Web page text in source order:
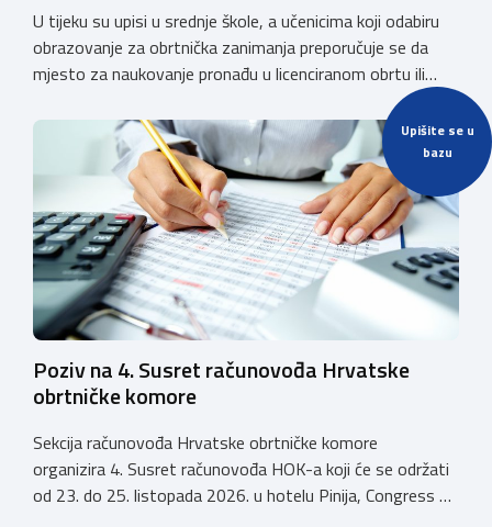
Upišite se u
bazu
U tijeku su upisi u srednje škole, a učenicima koji odabiru
obrazovanje za obrtnička zanimanja preporučuje se da
mjesto za naukovanje pronađu u licenciranom obrtu ili
pravnoj osobi. Hrvatska obrtnička komora poziva obrtnike
koji još nemaju licenciju da pokrenu postupak
licenciranja kako bi budućim učenicima omogućili
kvalitetno i sigurno stjecanje praktičnih znanja, a
istodobno ulagali u razvoj […]
Poziv na 4. Susret računovođa Hrvatske
obrtničke komore
Sekcija računovođa Hrvatske obrtničke komore
organizira 4. Susret računovođa HOK-a koji će se održati
od 23. do 25. listopada 2026. u hotelu Pinija, Congress &